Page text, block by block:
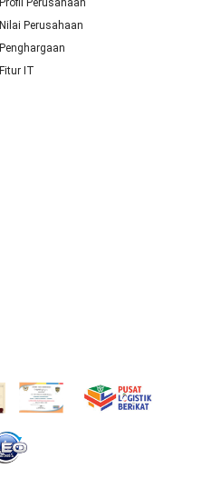
Profil Perusahaan
Nilai Perusahaan
Penghargaan
Fitur IT